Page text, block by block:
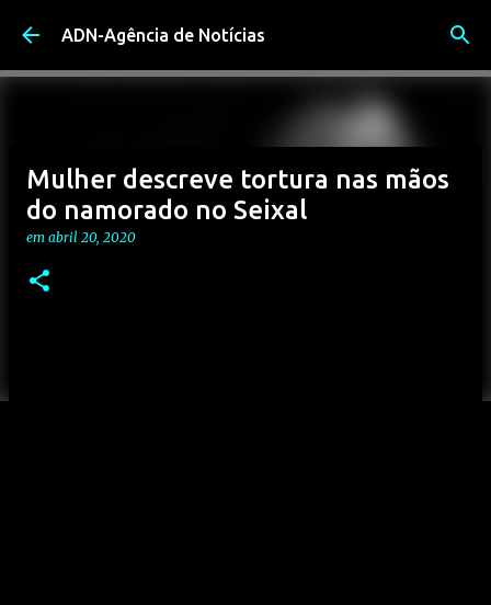
Avançar para o conteúdo principal
ADN-Agência de Notícias
Mulher descreve tortura nas mãos
do namorado no Seixal
em abril 20, 2020